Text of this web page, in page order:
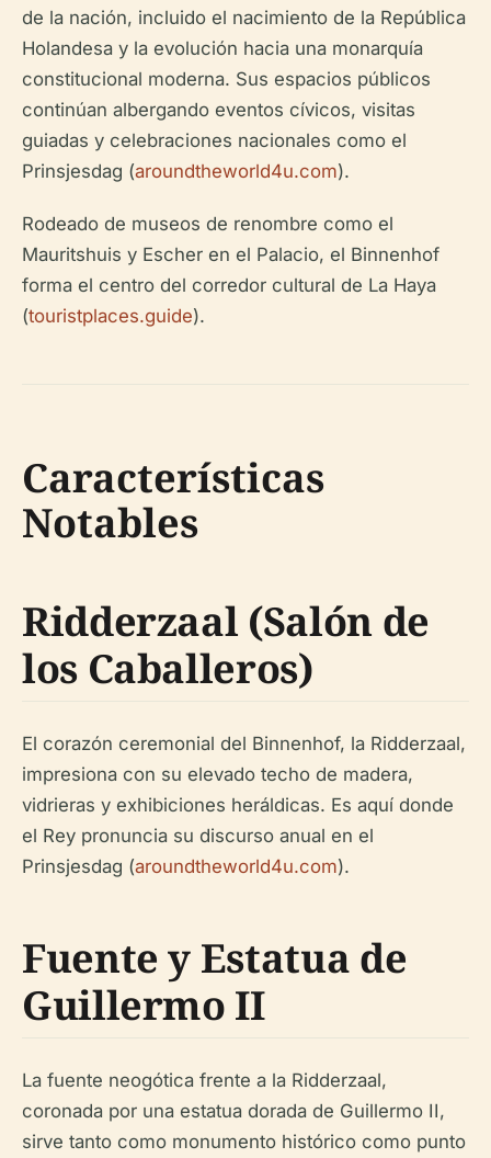
de la nación, incluido el nacimiento de la República
Holandesa y la evolución hacia una monarquía
constitucional moderna. Sus espacios públicos
continúan albergando eventos cívicos, visitas
guiadas y celebraciones nacionales como el
Prinsjesdag (aroundtheworld4u.com).
Rodeado de museos de renombre como el
Mauritshuis y Escher en el Palacio, el Binnenhof
forma el centro del corredor cultural de La Haya
(touristplaces.guide).
Características
Notables
Ridderzaal (Salón de
los Caballeros)
El corazón ceremonial del Binnenhof, la Ridderzaal,
impresiona con su elevado techo de madera,
vidrieras y exhibiciones heráldicas. Es aquí donde
el Rey pronuncia su discurso anual en el
Prinsjesdag (aroundtheworld4u.com).
Fuente y Estatua de
Guillermo II
La fuente neogótica frente a la Ridderzaal,
coronada por una estatua dorada de Guillermo II,
sirve tanto como monumento histórico como punto